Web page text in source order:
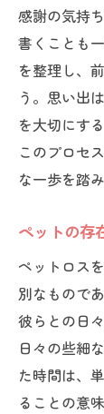
感謝の気持
書くことも
を整理し、
う。思い出
を大切にす
このプロセ
な一歩を踏
ペットの存
ペットロス
別なもので
彼らとの日
日々の些細
た時間は、
ることの意